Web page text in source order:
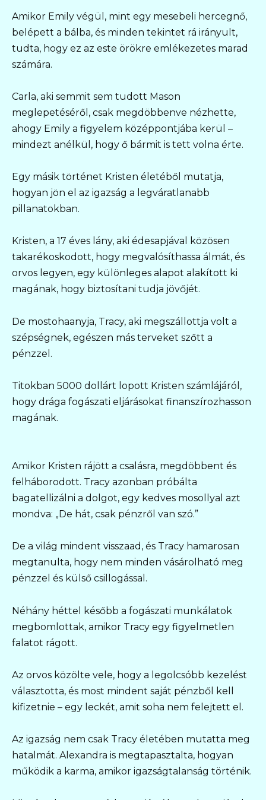
Amikor Emily végül, mint egy mesebeli hercegnő,
belépett a bálba, és minden tekintet rá irányult,
tudta, hogy ez az este örökre emlékezetes marad
számára.
Carla, aki semmit sem tudott Mason
meglepetéséről, csak megdöbbenve nézhette,
ahogy Emily a figyelem középpontjába kerül –
mindezt anélkül, hogy ő bármit is tett volna érte.
Egy másik történet Kristen életéből mutatja,
hogyan jön el az igazság a legváratlanabb
pillanatokban.
Kristen, a 17 éves lány, aki édesapjával közösen
takarékoskodott, hogy megvalósíthassa álmát, és
orvos legyen, egy különleges alapot alakított ki
magának, hogy biztosítani tudja jövőjét.
De mostohaanyja, Tracy, aki megszállottja volt a
szépségnek, egészen más terveket szőtt a
pénzzel.
Titokban 5000 dollárt lopott Kristen számlájáról,
hogy drága fogászati eljárásokat finanszírozhasson
magának.
Amikor Kristen rájött a csalásra, megdöbbent és
felháborodott. Tracy azonban próbálta
bagatellizálni a dolgot, egy kedves mosollyal azt
mondva: „De hát, csak pénzről van szó.”
De a világ mindent visszaad, és Tracy hamarosan
megtanulta, hogy nem minden vásárolható meg
pénzzel és külső csillogással.
Néhány héttel később a fogászati munkálatok
megbomlottak, amikor Tracy egy figyelmetlen
falatot rágott.
Az orvos közölte vele, hogy a legolcsóbb kezelést
választotta, és most mindent saját pénzből kell
kifizetnie – egy leckét, amit soha nem felejtett el.
Az igazság nem csak Tracy életében mutatta meg
hatalmát. Alexandra is megtapasztalta, hogyan
működik a karma, amikor igazságtalanság történik.